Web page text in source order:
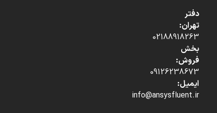
دفتر
تهران:
02188918263
بخش
فروش:
09126238673
ایمیل:
info@ansysfluent.ir